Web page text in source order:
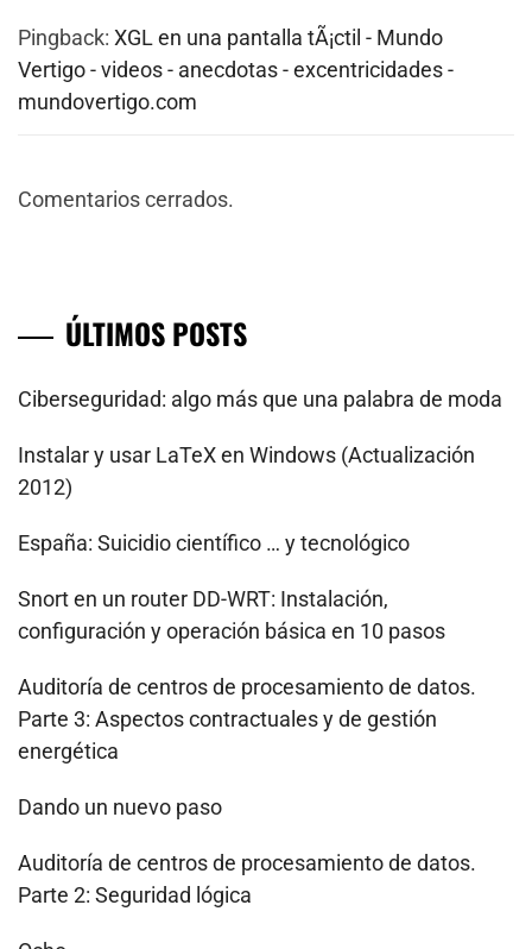
Pingback: XGL en una pantalla tÃ¡ctil - Mundo
Vertigo - videos - anecdotas - excentricidades -
mundovertigo.com
Comentarios cerrados.
ÚLTIMOS POSTS
Ciberseguridad: algo más que una palabra de moda
Instalar y usar LaTeX en Windows (Actualización
2012)
España: Suicidio científico … y tecnológico
Snort en un router DD-WRT: Instalación,
configuración y operación básica en 10 pasos
Auditoría de centros de procesamiento de datos.
Parte 3: Aspectos contractuales y de gestión
energética
Dando un nuevo paso
Auditoría de centros de procesamiento de datos.
Parte 2: Seguridad lógica